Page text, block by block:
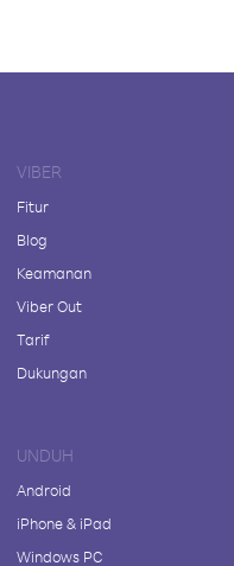
VIBER
Fitur
Blog
Keamanan
Viber Out
Tarif
Dukungan
UNDUH
Android
iPhone & iPad
Windows PC